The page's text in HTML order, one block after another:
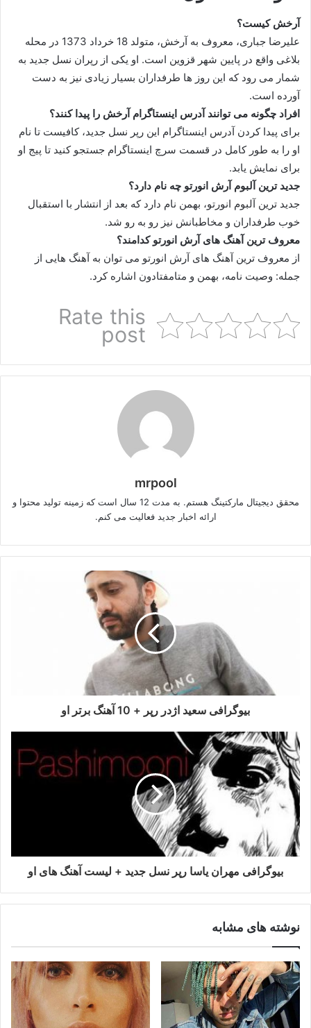
آرخش کیست؟
علیرضا جباری، معروف به آرخش، متولد 18 خرداد 1373 در محله
بلاغی واقع در پایین شهر قزوین است. او یکی از رپران نسل جدید به
شمار می‌ رود که این روز ها طرفداران بسیار زیادی نیز به دست
آورده است.
افراد چگونه می توانند آدرس اینستاگرام آرخش را پیدا کنند؟
برای پیدا کردن آدرس اینستاگرام این رپر نسل جدید، کافیست تا نام
او را به طور کامل در قسمت سرچ اینستاگرام جستجو کنید تا پیج او
برای نمایش یابد.
جدید ترین آلبوم آرش انورتو چه نام دارد؟
جدید ترین آلبوم انورتو، بهمن نام دارد که بعد از انتشار با استقبال
خوب طرفداران و مخاطبانش نیز رو به رو شد.
معروف ترین آهنگ های آرش انورتو کدامند؟
از معروف ترین آهنگ های آرش انورتو می توان به آهنگ هایی از
جمله: وصیت نامه، بهمن و متامفتادون اشاره کرد.
Rate this
post
mrpool
محقق دیجیتال مارکتینگ هستم. به مدت 12 سال است که زمینه تولید محتوا و
ارائه اخبار جدید فعالیت می کنم.
بیوگرافی سعید اژدر رپر + 10 آهنگ برتر او
بیوگرافی مهران یاسا رپر نسل جدید + لیست آهنگ های او
نوشته های مشابه